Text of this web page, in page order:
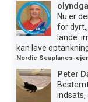
Nu er
for
kan lave
Nordic Seaplanes-
Peter
indsats,